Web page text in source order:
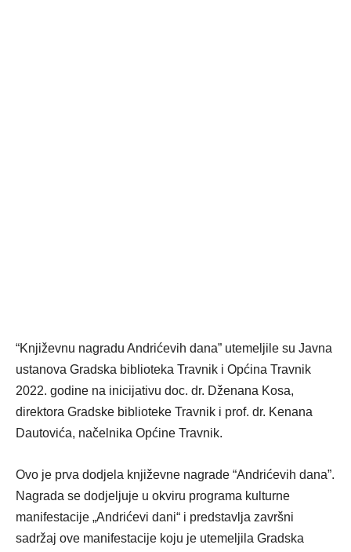
“Književnu nagradu Andrićevih dana” utemeljile su Javna
ustanova Gradska biblioteka Travnik i Općina Travnik
2022. godine na inicijativu doc. dr. Dženana Kosa,
direktora Gradske biblioteke Travnik i prof. dr. Kenana
Dautovića, načelnika Općine Travnik.
Ovo je prva dodjela književne nagrade “Andrićevih dana”.
Nagrada se dodjeljuje u okviru programa kulturne
manifestacije „Andrićevi dani“ i predstavlja završni
sadržaj ove manifestacije koju je utemeljila Gradska